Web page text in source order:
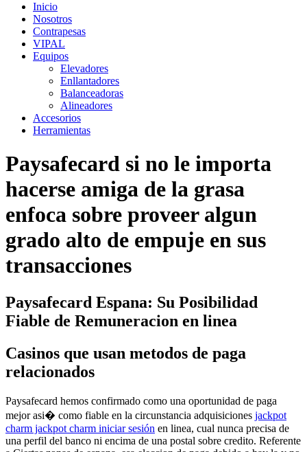
Inicio
Nosotros
Contrapesas
VIPAL
Equipos
Elevadores
Enllantadores
Balanceadoras
Alineadores
Accesorios
Herramientas
Paysafecard si no le importa
hacerse amiga de la grasa
enfoca sobre proveer algun
grado alto de empuje en sus
transacciones
Paysafecard Espana: Su Posibilidad
Fiable de Remuneracion en linea
Casinos que usan metodos de paga
relacionados
Paysafecard hemos confirmado como una oportunidad de paga
mejor asi� como fiable en la circunstancia adquisiciones jackpot
charm jackpot charm iniciar sesión en linea, cual nunca precisa de
una perfil del banco ni encima de una postal sobre credito. Referente